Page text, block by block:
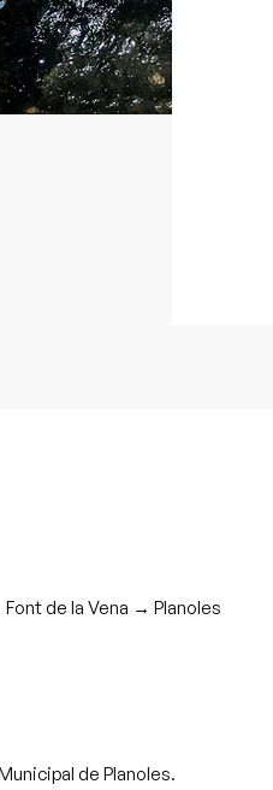
de la Vena → Planoles
de Planoles.